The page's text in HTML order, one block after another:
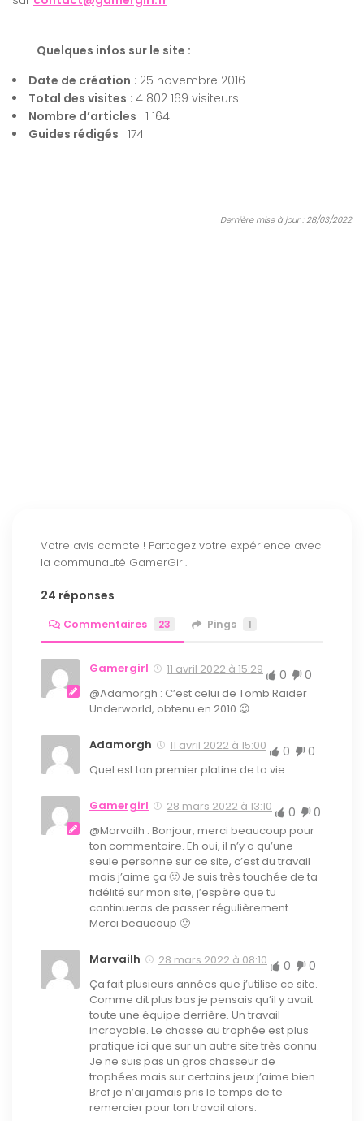
Quelques infos sur le site :
Date de création : 25 novembre 2016
Total des visites : 4 802 169 visiteurs
Nombre d’articles : 1 164
Guides rédigés : 174
Dernière mise à jour : 28/03/2022
24 réponses
Commentaires 23 Pings 1
Gamergirl 11 avril 2022 à 15:29 0 0
@Adamorgh : C’est celui de Tomb Raider
Underworld, obtenu en 2010 😉
Adamorgh 11 avril 2022 à 15:00 0 0
Quel est ton premier platine de ta vie
Gamergirl 28 mars 2022 à 13:10 0 0
@Marvailh : Bonjour, merci beaucoup pour
ton commentaire. Eh oui, il n’y a qu’une
seule personne sur ce site, c’est du travail
mais j’aime ça 🙂 Je suis très touchée de ta
fidélité sur mon site, j’espère que tu
continueras de passer régulièrement.
Merci beaucoup 🙂
Marvailh 28 mars 2022 à 08:10 0 0
Ça fait plusieurs années que j’utilise ce site.
Comme dit plus bas je pensais qu’il y avait
toute une équipe derrière. Un travail
incroyable. Le chasse au trophée est plus
pratique ici que sur un autre site très connu.
Je ne suis pas un gros chasseur de
trophées mais sur certains jeux j’aime bien.
Bref je n’ai jamais pris le temps de te
remercier pour ton travail alors: